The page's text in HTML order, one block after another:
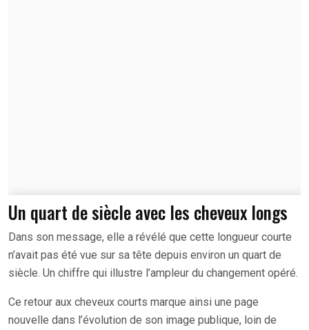
Un quart de siècle avec les cheveux longs
Dans son message, elle a révélé que cette longueur courte
n’avait pas été vue sur sa tête depuis environ un quart de
siècle. Un chiffre qui illustre l’ampleur du changement opéré.
Ce retour aux cheveux courts marque ainsi une page
nouvelle dans l’évolution de son image publique, loin de